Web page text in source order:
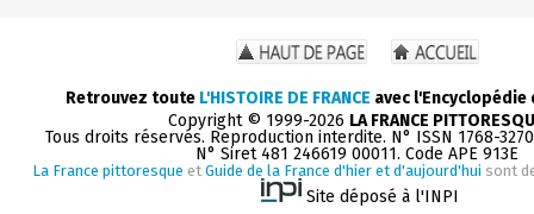
Retrouvez toute L'HISTOIRE DE FRANCE avec
Copyright © 1999-2026 LA FRANCE
Tous droits réservés. Reproduction interdite. N° ISSN 1768-
N° Siret 481 246619 00011. Code APE 913E
La France pittoresque et Guide de la France d'hier et d'aujourd'hui sont
Site déposé à l'INPI